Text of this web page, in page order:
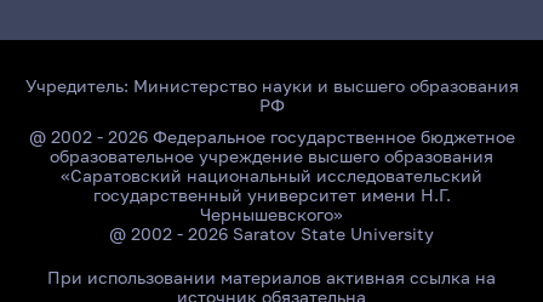
Учредитель: Министерство науки и высшего образования
РФ
@ 2002 - 2026 Федеральное государственное бюджетное
образовательное учреждение высшего образования
«Саратовский национальный исследовательский
государственный университет имени Н.Г.
Чернышевского»
@ 2002 - 2026 Saratov State University
При использовании материалов активная ссылка на
источник обязательна